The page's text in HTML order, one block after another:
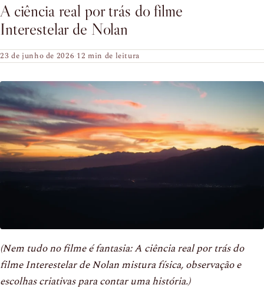
A ciência real por trás do filme
Interestelar de Nolan
23 de junho de 2026·12 min de leitura
(Nem tudo no filme é fantasia: A ciência real por trás do
filme Interestelar de Nolan mistura física, observação e
escolhas criativas para contar uma história.)